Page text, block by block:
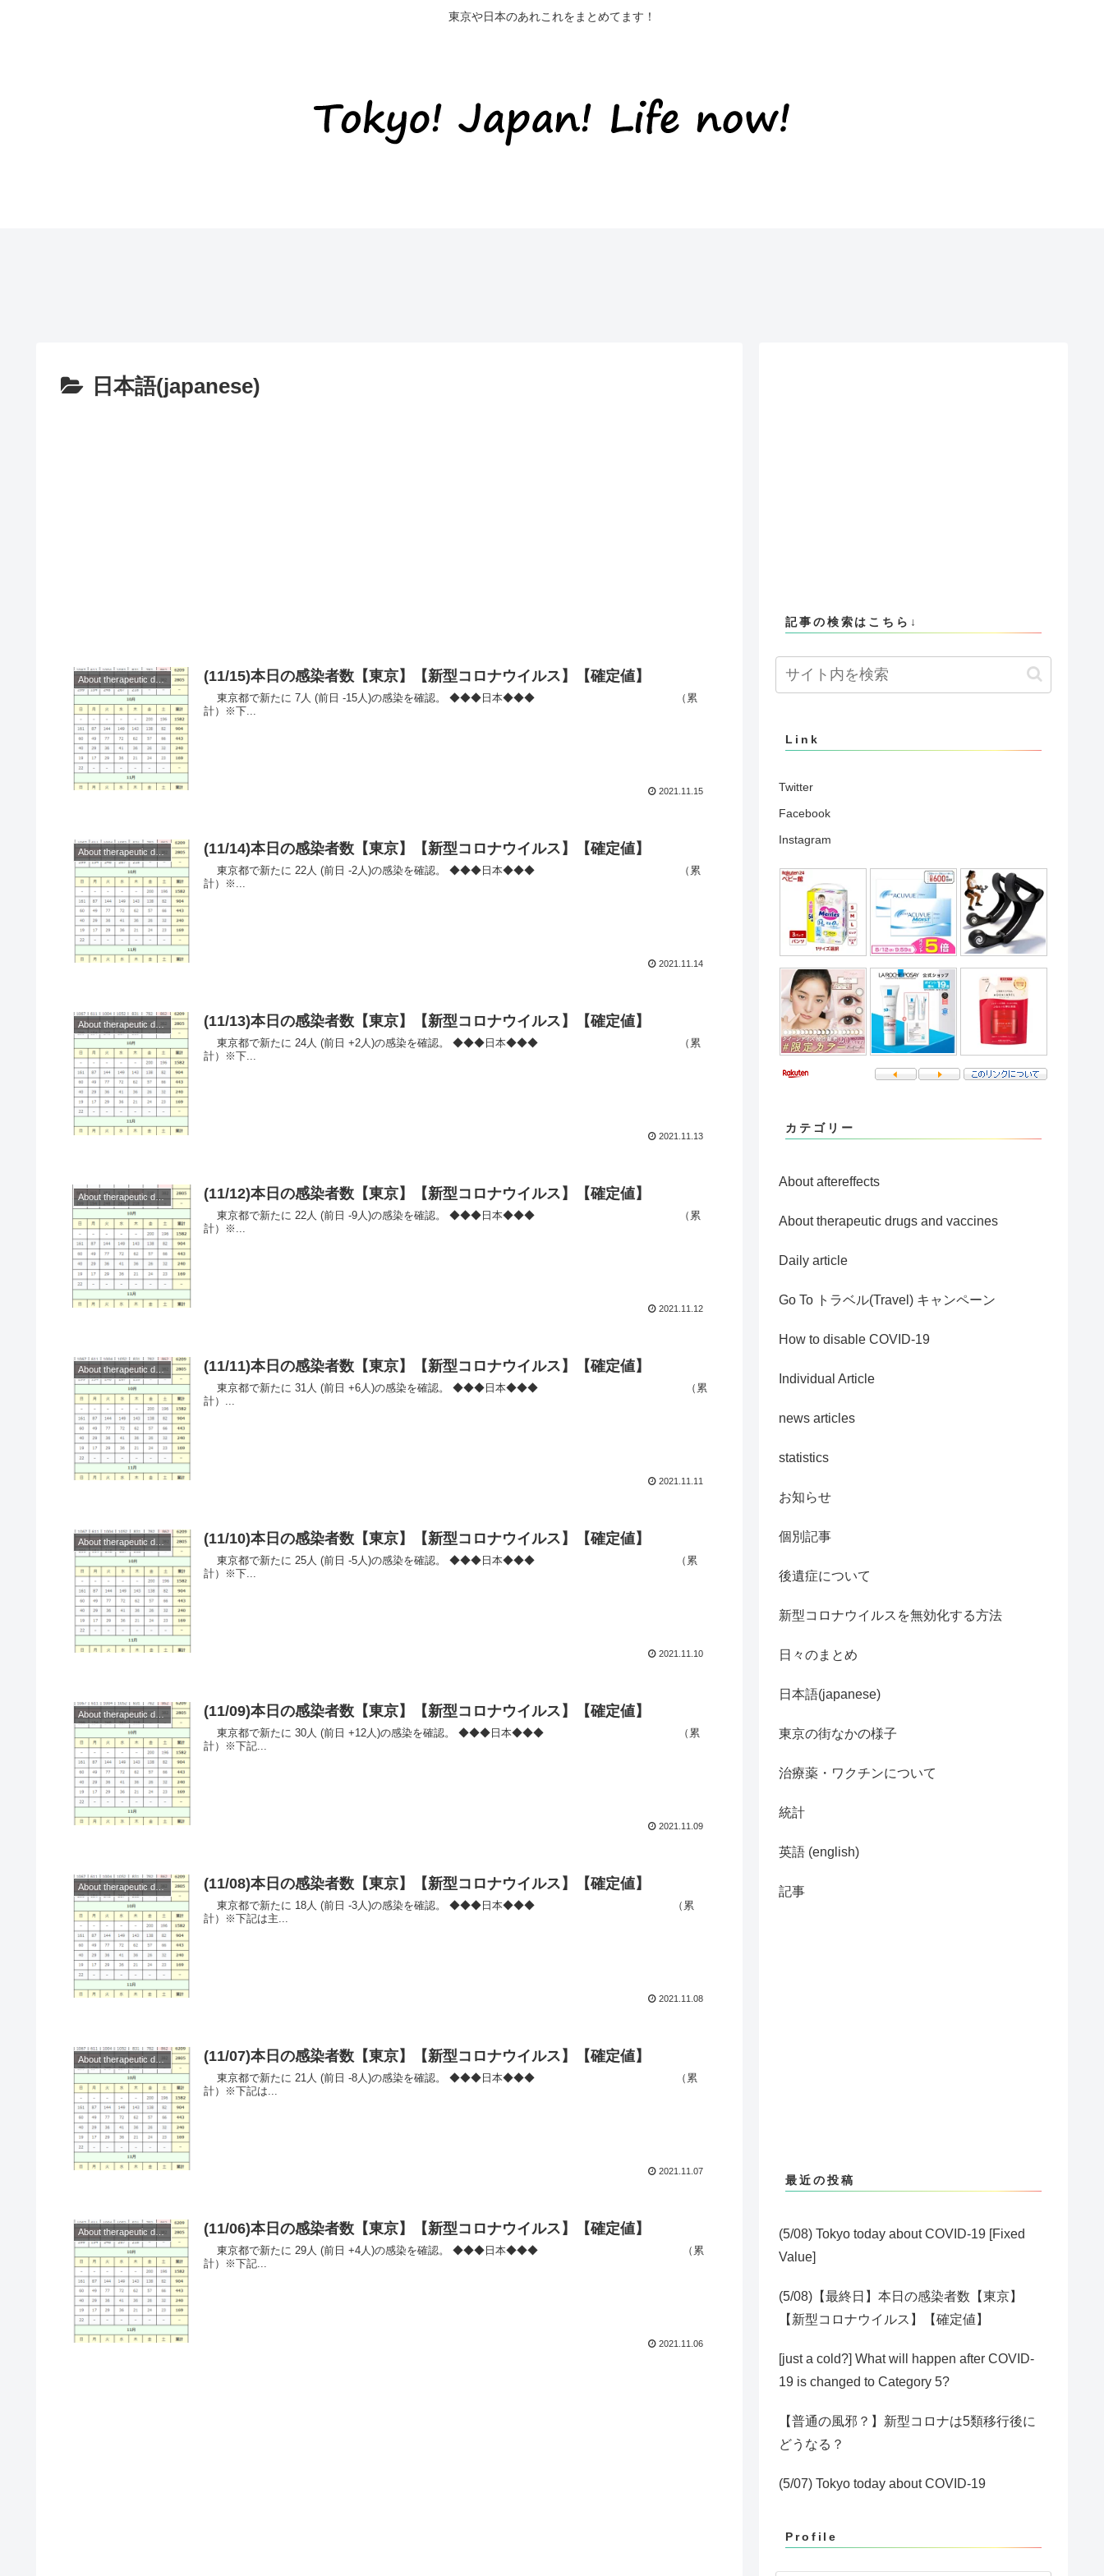
東京や日本のあれこれをまとめてます！
日本語(japanese)
About therapeutic drugs and vaccines (11/15)本日の感染者数【東京】【新型コロナウイルス】【確定値】
東京都で新たに 7人 (前日 -15人)の感染を確認。 ◆◆◆日本◆◆◆ （累
計）※下...
2021.11.15
About therapeutic drugs and vaccines (11/14)本日の感染者数【東京】【新型コロナウイルス】【確定値】
東京都で新たに 22人 (前日 -2人)の感染を確認。 ◆◆◆日本◆◆◆ （累
計）※...
2021.11.14
About therapeutic drugs and vaccines (11/13)本日の感染者数【東京】【新型コロナウイルス】【確定値】
東京都で新たに 24人 (前日 +2人)の感染を確認。 ◆◆◆日本◆◆◆ （累
計）※下...
2021.11.13
About therapeutic drugs and vaccines (11/12)本日の感染者数【東京】【新型コロナウイルス】【確定値】
東京都で新たに 22人 (前日 -9人)の感染を確認。 ◆◆◆日本◆◆◆ （累
計）※...
2021.11.12
About therapeutic drugs and vaccines (11/11)本日の感染者数【東京】【新型コロナウイルス】【確定値】
東京都で新たに 31人 (前日 +6人)の感染を確認。 ◆◆◆日本◆◆◆ （累
計）...
2021.11.11
About therapeutic drugs and vaccines (11/10)本日の感染者数【東京】【新型コロナウイルス】【確定値】
東京都で新たに 25人 (前日 -5人)の感染を確認。 ◆◆◆日本◆◆◆ （累
計）※下...
2021.11.10
(11/09)本日の感染者数【東京】【新型コロナウイルス】【確定値】
東京都で新たに 30人 (前日 +12人)の感染を確認。 ◆◆◆日本◆◆◆ （累
計）※下記...
2021.11.09
About therapeutic drugs and vaccines (11/08)本日の感染者数【東京】【新型コロナウイルス】【確定値】
東京都で新たに 18人 (前日 -3人)の感染を確認。 ◆◆◆日本◆◆◆ （累
計）※下記は主...
2021.11.08
About therapeutic drugs and vaccines (11/07)本日の感染者数【東京】【新型コロナウイルス】【確定値】
東京都で新たに 21人 (前日 -8人)の感染を確認。 ◆◆◆日本◆◆◆ （累
計）※下記は...
2021.11.07
About therapeutic drugs and vaccines (11/06)本日の感染者数【東京】【新型コロナウイルス】【確定値】
東京都で新たに 29人 (前日 +4人)の感染を確認。 ◆◆◆日本◆◆◆ （累
計）※下記...
2021.11.06
記事の検索はこちら↓
Link
Twitter
Facebook
Instagram
カテゴリー
About aftereffects
About therapeutic drugs and vaccines
Daily article
Go To トラベル(Travel) キャンペーン
How to disable COVID-19
Individual Article
news articles
statistics
お知らせ
個別記事
後遺症について
新型コロナウイルスを無効化する方法
日々のまとめ
日本語(japanese)
東京の街なかの様子
治療薬・ワクチンについて
統計
英語 (english)
記事
最近の投稿
(5/08) Tokyo today about COVID-19 [Fixed
Value]
(5/08)【最終日】本日の感染者数【東京】
【新型コロナウイルス】【確定値】
[just a cold?] What will happen after COVID-
19 is changed to Category 5?
【普通の風邪？】新型コロナは5類移行後に
どうなる？
(5/07) Tokyo today about COVID-19
Profile